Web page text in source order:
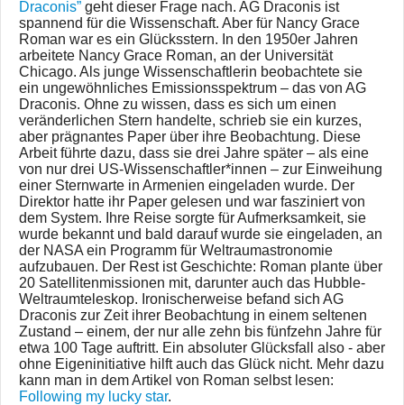
Draconis” geht dieser Frage nach. AG Draconis ist
spannend für die Wissenschaft. Aber für Nancy Grace
Roman war es ein Glücksstern. In den 1950er Jahren
arbeitete Nancy Grace Roman, an der Universität
Chicago. Als junge Wissenschaftlerin beobachtete sie
ein ungewöhnliches Emissionsspektrum – das von AG
Draconis. Ohne zu wissen, dass es sich um einen
veränderlichen Stern handelte, schrieb sie ein kurzes,
aber prägnantes Paper über ihre Beobachtung. Diese
Arbeit führte dazu, dass sie drei Jahre später – als eine
von nur drei US-Wissenschaftler*innen – zur Einweihung
einer Sternwarte in Armenien eingeladen wurde. Der
Direktor hatte ihr Paper gelesen und war fasziniert von
dem System. Ihre Reise sorgte für Aufmerksamkeit, sie
wurde bekannt und bald darauf wurde sie eingeladen, an
der NASA ein Programm für Weltraumastronomie
aufzubauen. Der Rest ist Geschichte: Roman plante über
20 Satellitenmissionen mit, darunter auch das Hubble-
Weltraumteleskop. Ironischerweise befand sich AG
Draconis zur Zeit ihrer Beobachtung in einem seltenen
Zustand – einem, der nur alle zehn bis fünfzehn Jahre für
etwa 100 Tage auftritt. Ein absoluter Glücksfall also - aber
ohne Eigeninitiative hilft auch das Glück nicht. Mehr dazu
kann man in dem Artikel von Roman selbst lesen:
Following my lucky star.